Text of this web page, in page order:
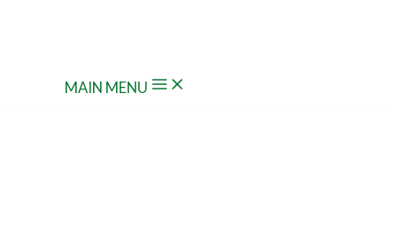
MAIN MENU